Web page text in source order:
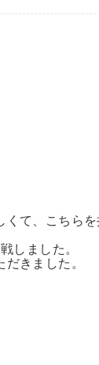
て、こちら
しました。
きました。